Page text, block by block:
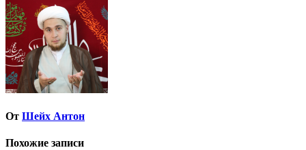
записям
От Шейх Антон
Похожие записи